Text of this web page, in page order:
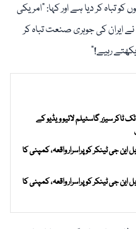
تباہ کر دیا ہے اور کہا: “امریکی
ایران کی جوہری صنعت تباہ کر
رہیے!”
سیزر گاسٹیلم لائیو ویڈیو کے
این جی ٹینکر کو پراسرار واقعہ، کمپنی کا
این جی ٹینکر کو پراسرار واقعہ، کمپنی کا